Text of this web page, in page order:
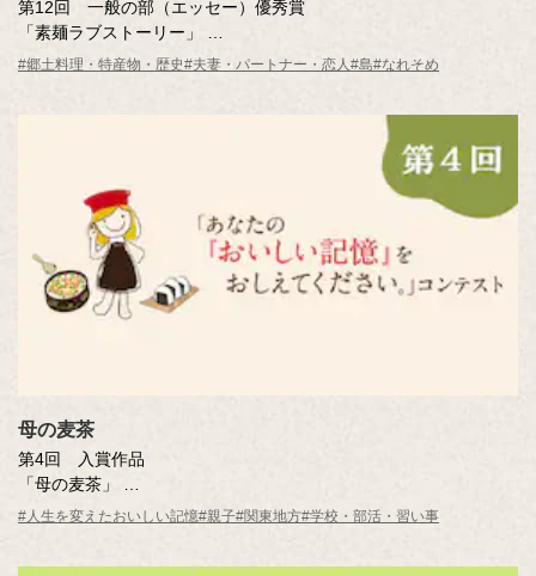
第12回 一般の部（エッセー）優秀賞
「素麺ラブストーリー」
森山 高史さん（沖縄県・72歳）
#郷土料理・特産物・歴史#夫妻・パートナー・恋人 #島#なれそめ
母の麦茶
第4回 入賞作品
「母の麦茶」
井上 秀子さん（東京都・45歳）
#人生を変えたおいしい記憶#親子#関東地方#学校・部活・習い事